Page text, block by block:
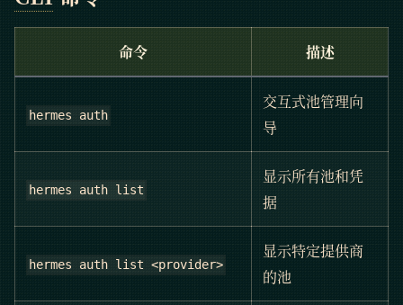
命令 描述
hermes auth
交互式池管理向
导
hermes auth list
显示所有池和凭
据
hermes auth list <provider>
显示特定提供商
的池